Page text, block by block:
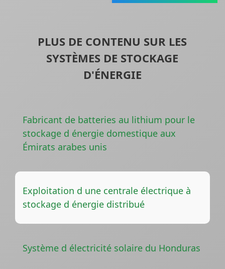
PLUS DE CONTENU SUR LES
SYSTÈMES DE STOCKAGE
D'ÉNERGIE
Fabricant de batteries au lithium pour le
stockage d énergie domestique aux
Émirats arabes unis
Exploitation d une centrale électrique à
stockage d énergie distribué
Système d électricité solaire du Honduras